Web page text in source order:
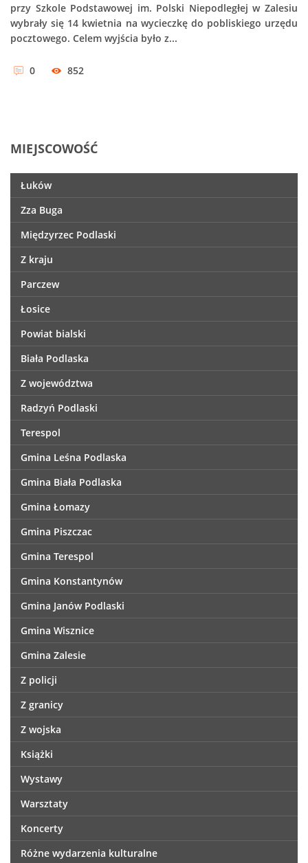
przy Szkole Podstawowej im. Polski Niepodległej w Zalesiu
wybrały się 14 kwietnia na wycieczkę do pobliskiego urzędu
pocztowego. Celem wyjścia było z...
0 852
MIEJSCOWOŚĆ
Łuków
Zza Buga
Międzyrzec Podlaski
Z kraju
Parczew
Łosice
Powiat bialski
Biała Podlaska
Z województwa
Radzyń Podlaski
Terespol
Gmina Leśna Podlaska
Gmina Biała Podlaska
Gmina Łomazy
Gmina Piszczac
Gmina Terespol
Gmina Konstantynów
Gmina Janów Podlaski
Gmina Wisznice
Gmina Zalesie
Z policji
Z granicy
Z wojska
Książki
Wystawy
Warsztaty
Koncerty
Różne wydarzenia kulturalne